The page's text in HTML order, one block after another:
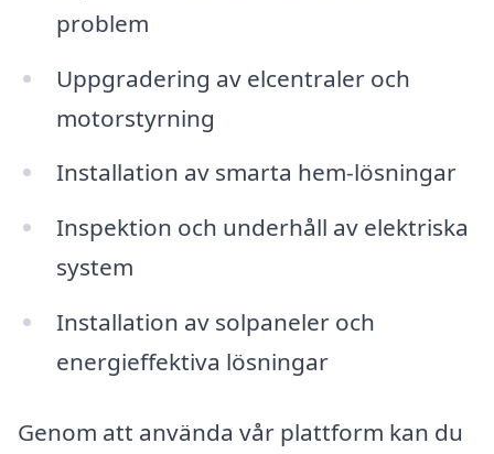
problem
Uppgradering av elcentraler och
motorstyrning
Installation av smarta hem-lösningar
Inspektion och underhåll av elektriska
system
Installation av solpaneler och
energieffektiva lösningar
Genom att använda vår plattform kan du